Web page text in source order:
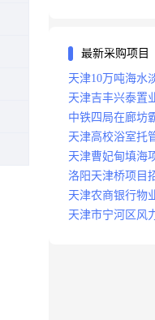
最新采购项目
天津10万吨海水
天津吉丰兴泰置
标工程
中铁四局在廊坊
程项目招标
天津高校浴室托
天津曹妃甸填海
洛阳天津桥项目
天津农商银行物
天津市宁河区风